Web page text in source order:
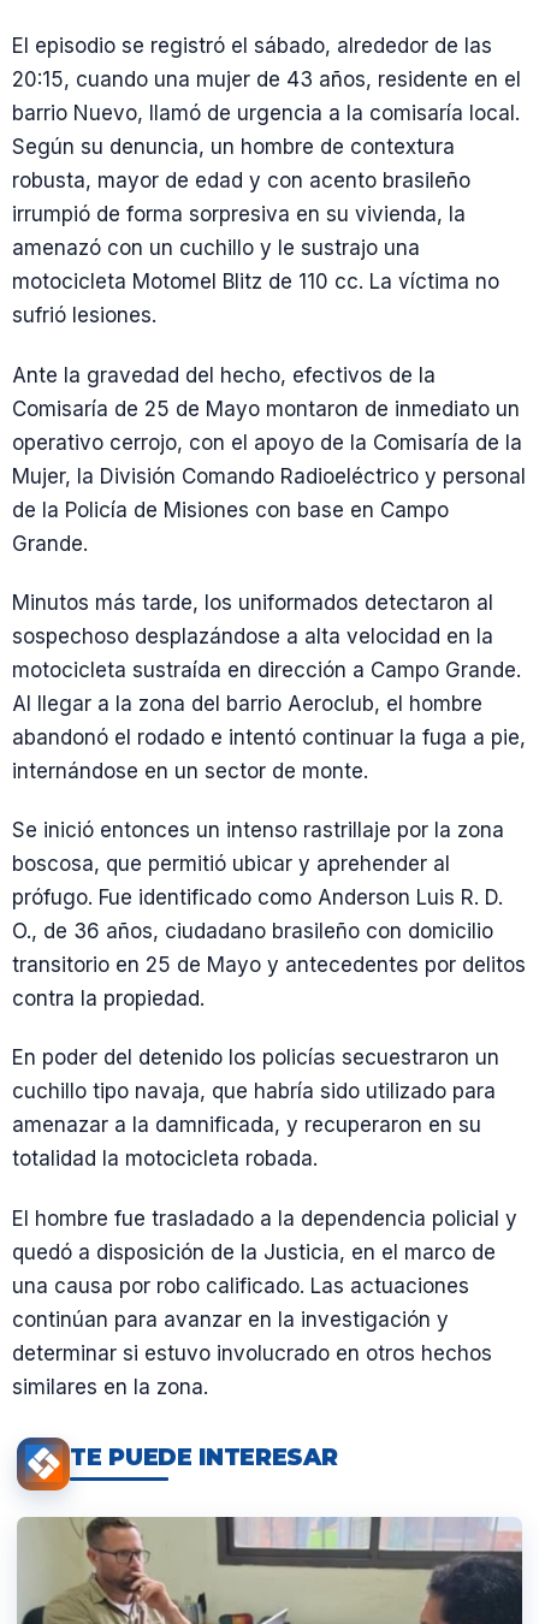
El episodio se registró el sábado, alrededor de las
20:15, cuando una mujer de 43 años, residente en el
barrio Nuevo, llamó de urgencia a la comisaría local.
Según su denuncia, un hombre de contextura
robusta, mayor de edad y con acento brasileño
irrumpió de forma sorpresiva en su vivienda, la
amenazó con un cuchillo y le sustrajo una
motocicleta Motomel Blitz de 110 cc. La víctima no
sufrió lesiones.
Ante la gravedad del hecho, efectivos de la
Comisaría de 25 de Mayo montaron de inmediato un
operativo cerrojo, con el apoyo de la Comisaría de la
Mujer, la División Comando Radioeléctrico y personal
de la Policía de Misiones con base en Campo
Grande.
Minutos más tarde, los uniformados detectaron al
sospechoso desplazándose a alta velocidad en la
motocicleta sustraída en dirección a Campo Grande.
Al llegar a la zona del barrio Aeroclub, el hombre
abandonó el rodado e intentó continuar la fuga a pie,
internándose en un sector de monte.
Se inició entonces un intenso rastrillaje por la zona
boscosa, que permitió ubicar y aprehender al
prófugo. Fue identificado como Anderson Luis R. D.
O., de 36 años, ciudadano brasileño con domicilio
transitorio en 25 de Mayo y antecedentes por delitos
contra la propiedad.
En poder del detenido los policías secuestraron un
cuchillo tipo navaja, que habría sido utilizado para
amenazar a la damnificada, y recuperaron en su
totalidad la motocicleta robada.
El hombre fue trasladado a la dependencia policial y
quedó a disposición de la Justicia, en el marco de
una causa por robo calificado. Las actuaciones
continúan para avanzar en la investigación y
determinar si estuvo involucrado en otros hechos
similares en la zona.
TE PUEDE INTERESAR